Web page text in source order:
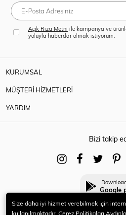
Açık Rıza Metni ile kampanya ve
yoluyla haberdar olmak istiyorum.
KURUMSAL
MÜŞTERİ HİZMETLERİ
YARDIM
Bizi takip
Google
Size daha iyi hizmet verebilmek için
kullanılmaktadır. Çerez Politikaları